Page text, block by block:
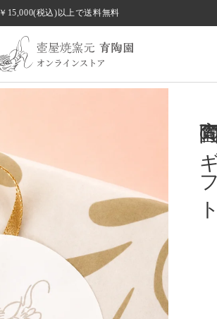
￥15,000(税込)以上で送料無料